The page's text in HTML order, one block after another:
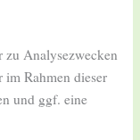
zu Analysezwecken
im Rahmen dieser
und ggf. eine